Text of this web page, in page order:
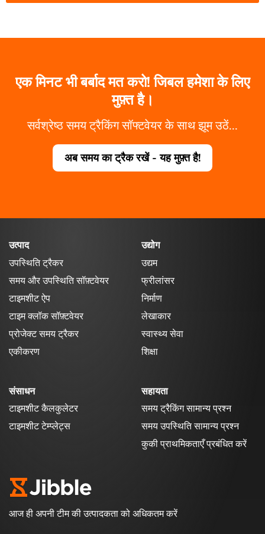
एक मिनट भी बर्बाद मत करो! जिबल हमेशा के लिए
मुफ़्त है।
सर्वश्रेष्ठ समय ट्रैकिंग सॉफ्टवेयर के साथ झूम उठें...
अब समय का ट्रैक रखें - यह मुफ़्त है!
उत्पाद
उपस्थिति ट्रैकर
समय और उपस्थिति सॉफ़्टवेयर
टाइमशीट ऐप
टाइम क्लॉक सॉफ़्टवेयर
प्रोजेक्ट समय ट्रैकर
एकीकरण
उद्योग
उद्यम
फ्रीलांसर
निर्माण
लेखाकार
स्वास्थ्य सेवा
शिक्षा
संसाधन
टाइमशीट कैलकुलेटर
टाइमशीट टेम्प्लेट्स
सहायता
समय ट्रैकिंग सामान्य प्रश्न
समय उपस्थिति सामान्य प्रश्न
कुकी प्राथमिकताएँ प्रबंधित करें
आज ही अपनी टीम की उत्पादकता को अधिकतम करें